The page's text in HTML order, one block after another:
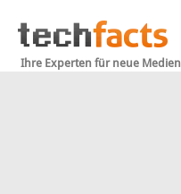
Ihre Experten für neue Medien